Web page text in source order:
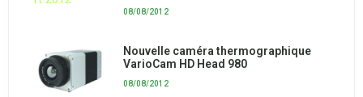
08/08/2012
Nouvelle caméra thermographique
VarioCam HD Head 980
08/08/2012